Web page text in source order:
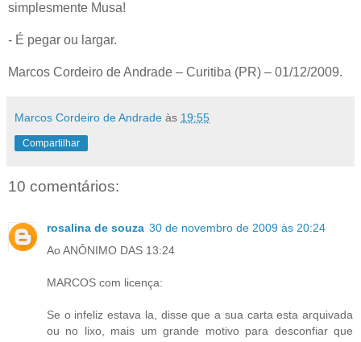
simplesmente Musa!
- É pegar ou largar.
Marcos Cordeiro de Andrade – Curitiba (PR) – 01/12/2009.
Marcos Cordeiro de Andrade às 19:55
Compartilhar
10 comentários:
rosalina de souza 30 de novembro de 2009 às 20:24
Ao ANÔNIMO DAS 13:24
MARCOS com licença:
Se o infeliz estava la, disse que a sua carta esta arquivada
ou no lixo, mais um grande motivo para desconfiar que